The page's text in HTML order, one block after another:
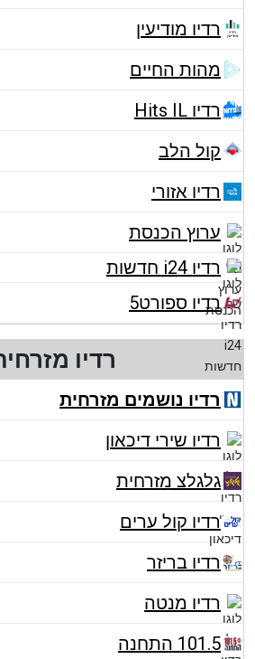
רדיו מודיעין
מהות החיים
רדיו Hits IL
קול הלב
רדיו אזורי
ערוץ הכנסת
רדיו i24 חדשות
רדיו ספורט5
רדיו מזרחית
רדיו נושמים מזרחית
רדיו שירי דיכאון
גלגלצ מזרחית
רדיו קול ערים
רדיו בריזר
רדיו מנטה
101.5 התחנה